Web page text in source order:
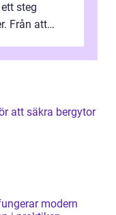
steg
Från att
att säkra bergytor